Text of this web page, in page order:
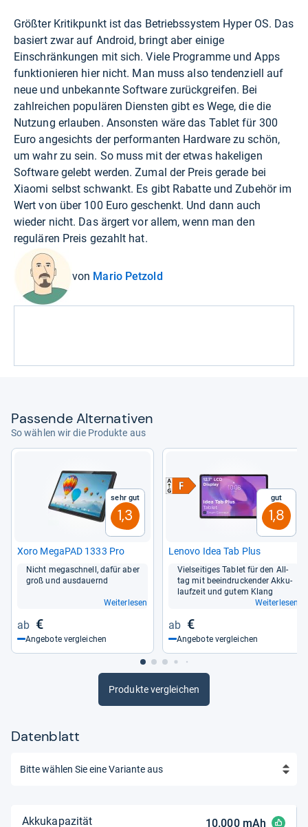
Größter Kritikpunkt ist das Betriebssystem Hyper OS. Das
basiert zwar auf Android, bringt aber einige
Einschränkungen mit sich. Viele Programme und Apps
funktionieren hier nicht. Man muss also tendenziell auf
neue und unbekannte Software zurückgreifen. Bei
zahlreichen populären Diensten gibt es Wege, die die
Nutzung erlauben. Ansonsten wäre das Tablet für 300
Euro angesichts der performanten Hardware zu schön,
um wahr zu sein. So muss mit der etwas hakeligen
Software gelebt werden. Zumal der Preis gerade bei
Xiaomi selbst schwankt. Es gibt Rabatte und Zubehör im
Wert von über 100 Euro geschenkt. Und dann auch
wieder nicht. Das ärgert vor allem, wenn man den
regulären Preis gezahlt hat.
von Mario Petzold
Pas­sende Alter­na­ti­ven
So wählen wir die Produkte aus
Sehr gut
1,3
Xoro Mega­PAD 1333 Pro
Nicht megaschnell, dafür aber
groß und aus­dau­ernd
Weiterlesen
€
Angebote vergleichen
Gut
1,8
Lenovo Idea Tab Plus
Viel­sei­ti­ges Tablet für den All­
tag mit beein­dru­cken­der Akku­
lauf­zeit und gutem Klang
Weiterlesen
€
Angebote vergleichen
Produkte vergleichen
Datenblatt
Akkukapazität 10.000mAh